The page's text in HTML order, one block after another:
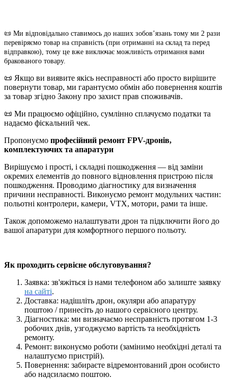
📜 Ми відповідально ставимось до наших зобовʼязань тому ми 2 рази
перевіряємо товар на справність (при отриманні на склад та перед
відправкою), тому це вже виключає можливість отримання вами
бракованого товару.
📜 Якщо ви виявите якісь несправності або просто вирішите
повернути товар, ми гарантуємо обмін або повернення коштів
за товар згідно Закону про захист прав споживачів.
📜 Ми працюємо офіційно, сумлінно сплачуємо податки та
надаємо фіскальний чек.
Пропонуємо професійний ремонт FPV-дронів,
комплектуючих та апаратури
Вирішуємо і прості, і складні пошкодження — від заміни
окремих елементів до повного відновлення пристрою після
пошкодження. Проводимо діагностику для визначення
причини несправності. Виконуємо ремонт модульних частин:
польотні контролери, камери, VTX, мотори, рами та інше.
Також допоможемо налаштувати дрон та підключити його до
вашої апаратури для комфортного першого польоту.
Як проходить сервісне обслуговування?
Заявка: зв'яжіться із нами телефоном або залиште заявку
на сайті.
Доставка: надішліть дрон, окуляри або апаратуру
поштою / принесіть до нашого сервісного центру.
Діагностика: ми визначаємо несправність протягом 1-3
робочих днів, узгоджуємо вартість та необхідність
ремонту.
Ремонт: виконуємо роботи (замінимо необхідні деталі та
налаштуємо пристрій).
Повернення: забираєте відремонтований дрон особисто
або надсилаємо поштою.